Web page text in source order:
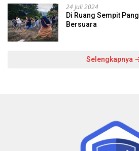
24 Juli 2024
Di Ruang Sempit
Bersuara
Selengkapnya